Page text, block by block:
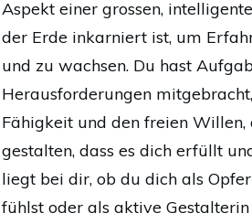
Aspekt einer grossen,
der Erde inkarniert ist, um
und zu wachsen. Du hast
Herausforderungen
Fähigkeit und den freien Willen,
gestalten, dass es dich erfüllt
liegt bei dir, ob du dich als
fühlst oder als aktive Gestalterin